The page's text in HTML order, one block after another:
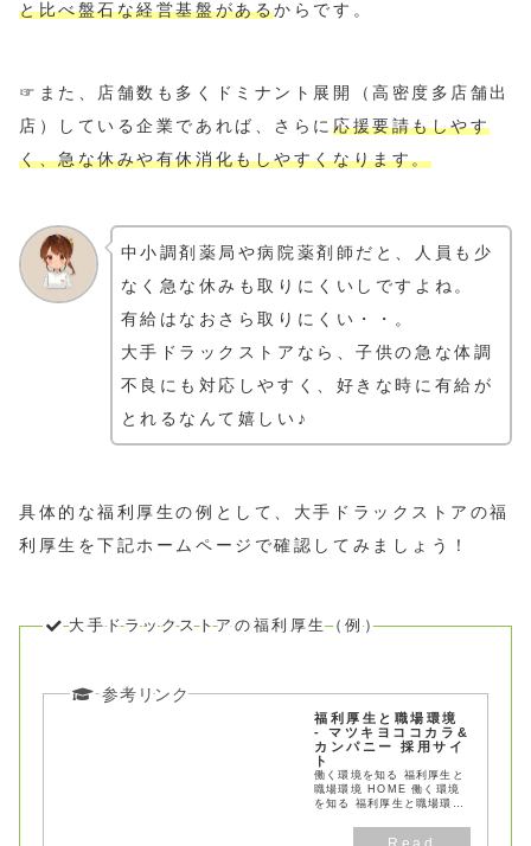
と比べ盤石な経営基盤があるからです。
☞また、店舗数も多くドミナント展開（高密度多店舗出
店）している企業であれば、さらに 応援要請もしやす
く、急な休みや有休消化もしやすくなります。
中小調剤薬局や病院薬剤師だと、人員も少
なく急な休みも取りにくいしですよね。
有給はなおさら取りにくい・・。
大手ドラックストアなら、子供の急な体調
不良にも対応しやすく、好きな時に有給が
とれるなんて嬉しい♪
具体的な福利厚生の例として、大手ドラックストアの福
利厚生を下記ホームページで確認してみましょう！
大手ドラックストアの福利厚生（例）
福利厚生と職場環境
- マツキヨココカラ&
カンパニー 採用サイ
ト
働く環境を知る 福利厚生と
職場環境 HOME 働く環境
を知る 福利厚生と職場環境